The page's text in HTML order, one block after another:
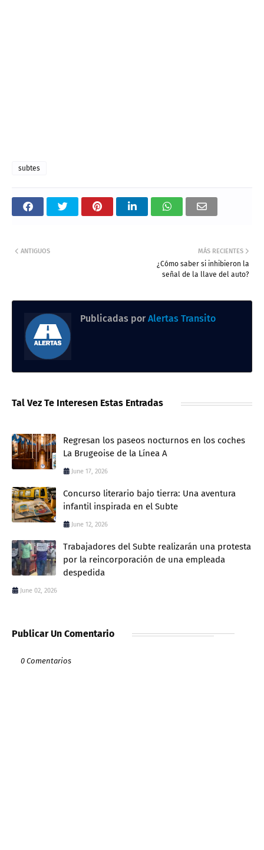
subtes
MÁS RECIENTES
¿Cómo saber si inhibieron la
señal de la llave del auto?
ANTIGUOS
Publicadas por Alertas Transito
Tal Vez Te Interesen Estas Entradas
Regresan los paseos nocturnos en los coches
La Brugeoise de la Línea A
June 17, 2026
Concurso literario bajo tierra: Una aventura
infantil inspirada en el Subte
June 12, 2026
Trabajadores del Subte realizarán una protesta
por la reincorporación de una empleada
despedida
June 02, 2026
Publicar Un Comentario
0 Comentarios